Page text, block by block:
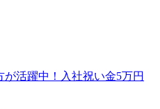
活躍中！入社祝い金5万円